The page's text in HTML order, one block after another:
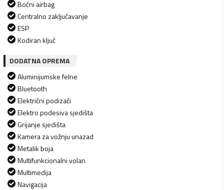
Bočni airbag
Centralno zaključavanje
ESP
Kodiran ključ
DODATNA OPREMA
Aluminijumske felne
Bluetooth
Električni podizači
Elektro podesiva sjedišta
Grijanje sjedišta
Kamera za vožnju unazad
Metalik boja
Multifunkcionalni volan
Multimedija
Navigacija